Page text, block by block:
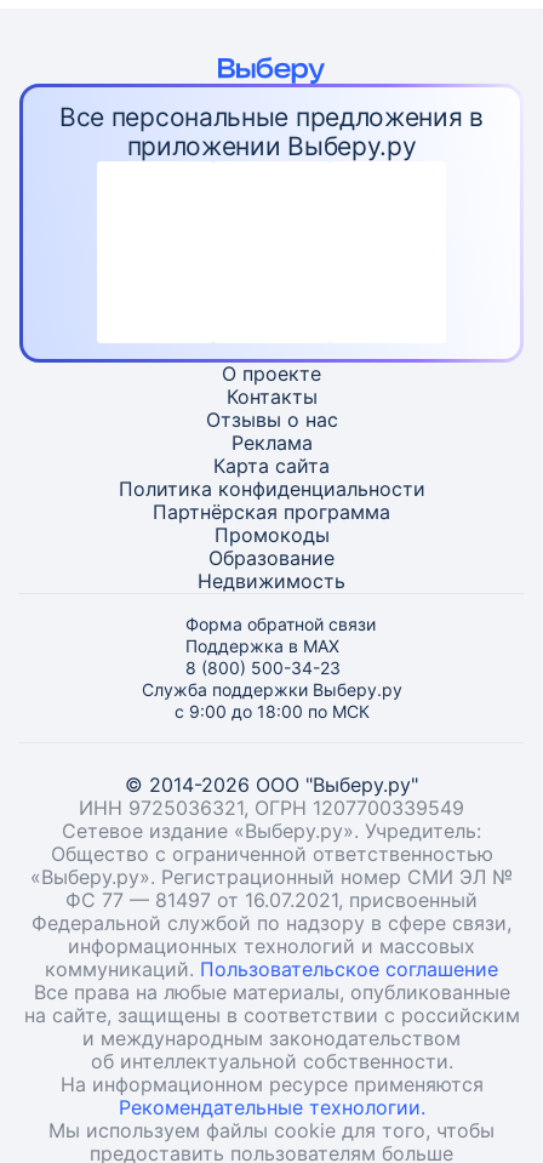
Все персональные предложения в
приложении Выберу.ру
О проекте
Контакты
Отзывы о нас
Реклама
Карта сайта
Политика конфиденциальности
Партнёрская программа
Промокоды
Образование
Недвижимость
Форма обратной связи
Поддержка в MAX
8 (800) 500-34-23
Служба поддержки Выберу.ру
с 9:00 до 18:00 по МСК
© 2014-2026 ООО "Выберу.ру"
ИНН 9725036321, ОГРН 1207700339549
Сетевое издание «Выберу.ру». Учредитель:
Общество с ограниченной ответственностью
«Выберу.ру». Регистрационный номер СМИ ЭЛ №
ФС 77 — 81497 от 16.07.2021, присвоенный
Федеральной службой по надзору в сфере связи,
информационных технологий и массовых
коммуникаций. Пользовательское соглашение
Все права на любые материалы, опубликованные
на сайте, защищены в соответствии с российским
и международным законодательством
об интеллектуальной собственности.
На информационном ресурсе применяются
Рекомендательные технологии.
Мы используем файлы cookie для того, чтобы
предоставить пользователям больше